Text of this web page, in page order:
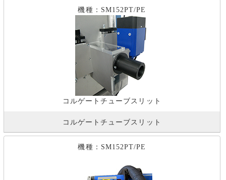
機種：SM152PT/PE
コルゲートチューブスリット
コルゲートチューブスリット
機種：SM152PT/PE